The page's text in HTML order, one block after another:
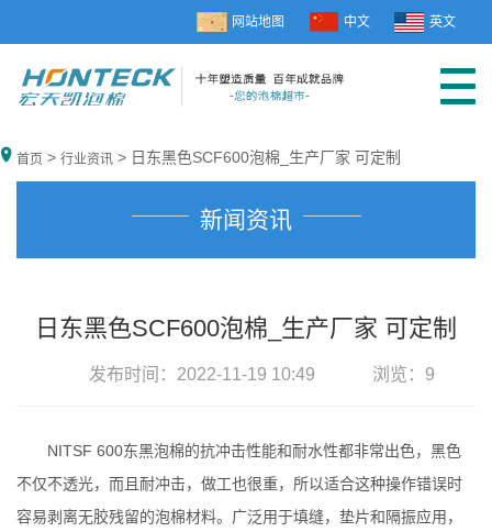
网站地图 中文 英文
首页 > 行业资讯 > 日东黑色SCF600泡棉_生产厂家 可定制
新闻资讯
日东黑色SCF600泡棉_生产厂家 可定制
发布时间：2022-11-19 10:49 浏览： 9
NITSF 600东黑泡棉的抗冲击性能和耐水性都非常出色，黑色
不仅不透光，而且耐冲击，做工也很重，所以适合这种操作错误时
容易剥离无胶残留的泡棉材料。广泛用于填缝，垫片和隔振应用，